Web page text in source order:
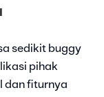
sedikit buggy
pihak
dan fiturnya